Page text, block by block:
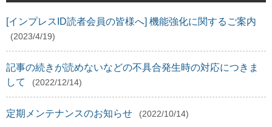
[インプレスID読者会員の皆様へ] 機能強化に関するご案内
(2023/4/19)
記事の続きが読めないなどの不具合発生時の対応につきま
して
(2022/12/14)
定期メンテナンスのお知らせ (2022/10/14)